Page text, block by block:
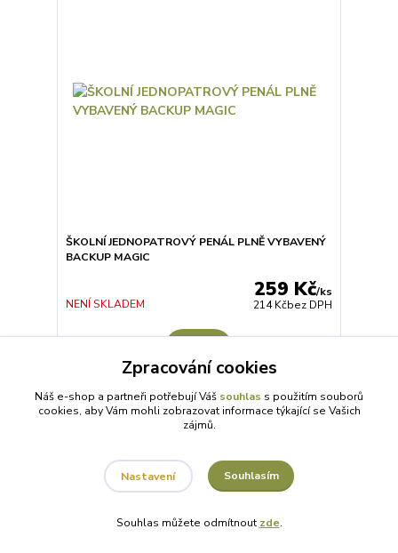
ŠKOLNÍ JEDNOPATROVÝ PENÁL PLNĚ VYBAVENÝ
BACKUP MAGIC
259 Kč/ks
214 Kčbez DPH
NENÍ SKLADEM
Zpracování cookies
Náš e-shop a partneři potřebují Váš souhlas s použitím souborů
cookies, aby Vám mohli zobrazovat informace týkající se Vašich
zájmů.
Nastavení Souhlasím
Souhlas můžete odmítnout zde.